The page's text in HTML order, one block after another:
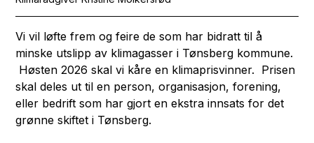
Vi vil løfte frem og feire de som har bidratt til å
minske utslipp av klimagasser i Tønsberg kommune.
Høsten 2026 skal vi kåre en klimaprisvinner. Prisen
skal deles ut til en person, organisasjon, forening,
eller bedrift som har gjort en ekstra innsats for det
grønne skiftet i Tønsberg.